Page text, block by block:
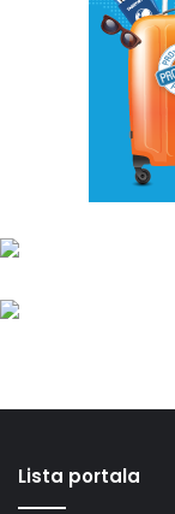
Lista portala